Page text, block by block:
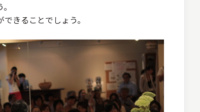
きることでしょう。